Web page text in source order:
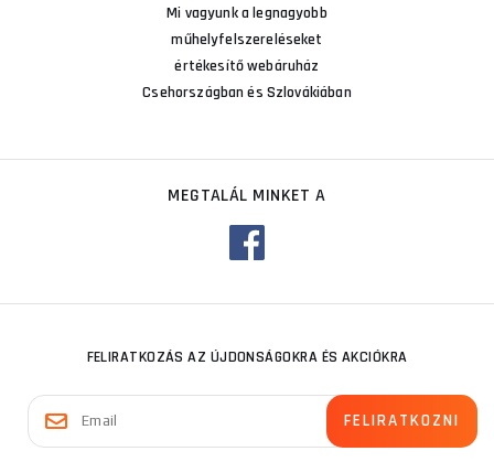
Mi vagyunk a legnagyobb
műhelyfelszereléseket
értékesítő webáruház
Csehországban és Szlovákiában
MEGTALÁL MINKET A
FELIRATKOZÁS AZ ÚJDONSÁGOKRA ÉS AKCIÓKRA